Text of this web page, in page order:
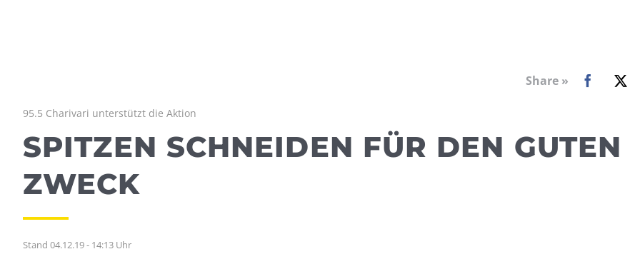
Share »
95.5 Charivari unterstützt die Aktion
SPITZEN SCHNEIDEN FÜR DEN GUTEN
ZWECK
Stand 04.12.19 - 14:13 Uhr